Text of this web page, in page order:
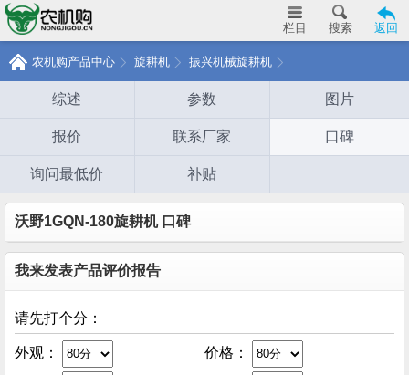
返回
搜索
栏目
农机购产品中心 旋耕机 振兴机械旋耕机
综述 参数 图片
报价 联系厂家 口碑
询问最低价 补贴
沃野1GQN-180旋耕机 口碑
我来发表产品评价报告
请先打个分：
外观：
价格：